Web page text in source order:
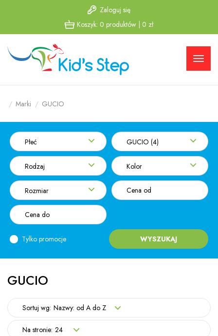
do menu
głównego
do
menu w
stopce
Zaloguj się
Koszyk: 0 produktów 0 zł
Marki GUCIO
Płeć GUCIO (4)
Rodzaj Kolor
Rozmiar
Tylko promocje WYSZUKAJ
GUCIO
Sortuj wg: Nazwy: od A do Z
Na stronie: 24